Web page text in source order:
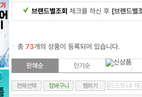
브랜드별조회 체크를 하신 후 [브랜드별
총 73개의 상품이 등록되어 있습니다.